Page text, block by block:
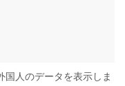
人のデータを表示しま